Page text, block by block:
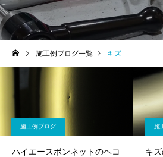
施工例ブログ一覧 キズ
施工例ブログ
ハイエースボンネットのヘコ
施
キ